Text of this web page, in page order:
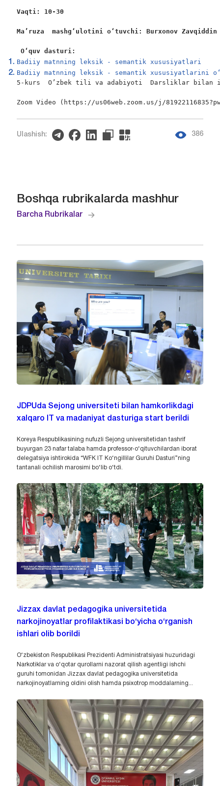
Vaqti: 10-30
Ma’ruza  mashgʻulotini oʻtuvchi: Burxonov
O‘quv dasturi:
Badiiy matnning leksik - semantik xususiyatlari
Badiiy matnning leksik - semantik xususiyatlarini
5-kurs  O’zbek tili va adabiyoti  Darsliklar bilan ishlash
Zoom Video (https://us06web.zoom.us/j/
Ulashish: 386
Boshqa rubrikalarda mashhur
Barcha Rubrikalar
JDPUda Sejong universiteti bilan hamkorlikdagi
xalqaro IT va madaniyat dasturiga start berildi
Koreya Respublikasining nufuzli Sejong universitetidan tashrif
buyurgan 23 nafar talaba hamda professor-o‘qituvchilardan iborat
delegatsiya ishtirokida “WFK IT Ko‘ngillilar Guruhi Dasturi”ning
tantanali ochilish marosimi bo‘lib o‘tdi.
Jizzax davlat pedagogika universitetida
narkojinoyatlar profilaktikasi bo‘yicha o‘rganish
ishlari olib borildi
O‘zbekiston Respublikasi Prezidenti Administratsiyasi huzuridagi
Narkotiklar va o‘qotar qurollarni nazorat qilish agentligi ishchi
guruhi tomonidan Jizzax davlat pedagogika universitetida
narkojinoyatlarning oldini olish hamda psixotrop moddalarning...